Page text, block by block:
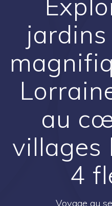
au
villages
4
Voyage au